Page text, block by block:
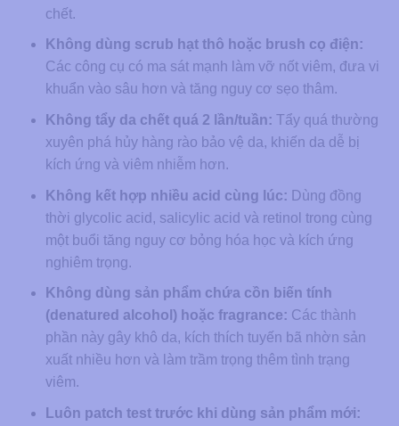
chết.
Không dùng scrub hạt thô hoặc brush cọ điện:
Các công cụ có ma sát mạnh làm vỡ nốt viêm, đưa vi
khuẩn vào sâu hơn và tăng nguy cơ sẹo thâm.
Không tẩy da chết quá 2 lần/tuần: Tẩy quá thường
xuyên phá hủy hàng rào bảo vệ da, khiến da dễ bị
kích ứng và viêm nhiễm hơn.
Không kết hợp nhiều acid cùng lúc: Dùng đồng
thời glycolic acid, salicylic acid và retinol trong cùng
một buổi tăng nguy cơ bỏng hóa học và kích ứng
nghiêm trọng.
Không dùng sản phẩm chứa cồn biến tính
(denatured alcohol) hoặc fragrance: Các thành
phần này gây khô da, kích thích tuyến bã nhờn sản
xuất nhiều hơn và làm trầm trọng thêm tình trạng
viêm.
Luôn patch test trước khi dùng sản phẩm mới: